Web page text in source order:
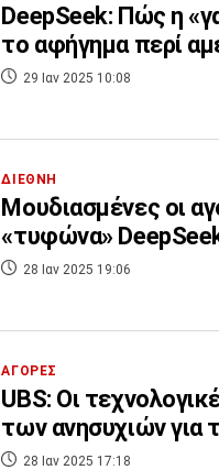
DeepSeek: Πώς η
το αφήγημα περί
29 Ιαν 2025 10:08
ΔΙΕΘΝΗ
Μουδιασμένες οι
«τυφώνα»
28 Ιαν 2025 19:06
ΑΓΟΡΕΣ
UBS: Οι
των ανησυχιών για
28 Ιαν 2025 17:18